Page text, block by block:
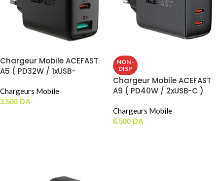
Chargeur Mobile ACEFAST
A5 ( PD32W / 1xUSB-
Chargeurs Mobile
3.500 DA
NON -
DISP
Chargeur Mobile ACEFAST
A9 ( PD40W / 2xUSB-C )
Chargeurs Mobile
6.500 DA